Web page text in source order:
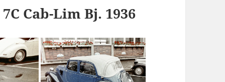
Cab-Lim Bj. 1936